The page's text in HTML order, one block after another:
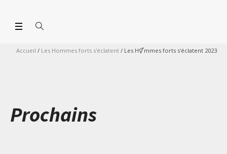
Accueil / Les Hommes forts s'éclatent / Les H⚥mmes forts s'éclatent 2023
Prochains